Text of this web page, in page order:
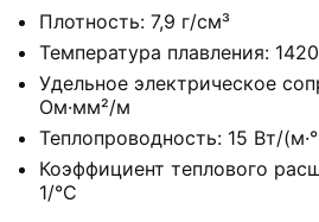
Плотность: 7,9 г/см³
Температура плавления:
Удельное электрическое
Ом·мм²/м
Теплопроводность: 15 Вт/
Коэффициент теплового
1/°C